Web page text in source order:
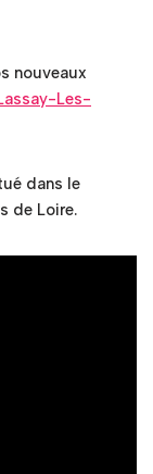
nouveaux
Les-
dans le
de Loire.